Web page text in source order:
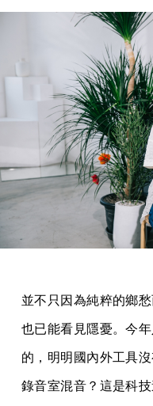
並不只因為純粹的鄉
也已能看見隱憂。今
的，明明國內外工具
錄音室混音？這是科